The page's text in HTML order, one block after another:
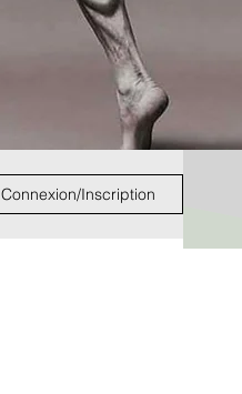
Connexion/Inscription